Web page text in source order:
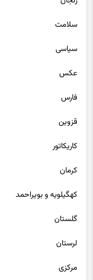
سلامت
سیاسی
عکس
فارس
قزوین
کاریکاتور
کرمان
کهگیلویه و بویراحمد
گلستان
لرستان
مرکزی
هرمزگان